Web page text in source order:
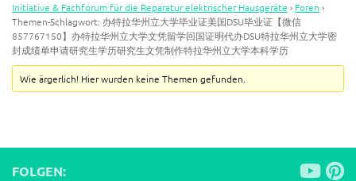
Initiative & Fachforum für die Reparatur elektrischer Hausgeräte › Foren ›
Themen-Schlagwort: 办特拉华州立大学毕业证美国DSU毕业证【微信
857767150】办特拉华州立大学文凭留学回国证明代办DSU特拉华州立大学密
封成绩单申请研究生学历研究生文凭制作特拉华州立大学本科学历
Wie ärgerlich! Hier wurden keine Themen gefunden.
FOLGEN: